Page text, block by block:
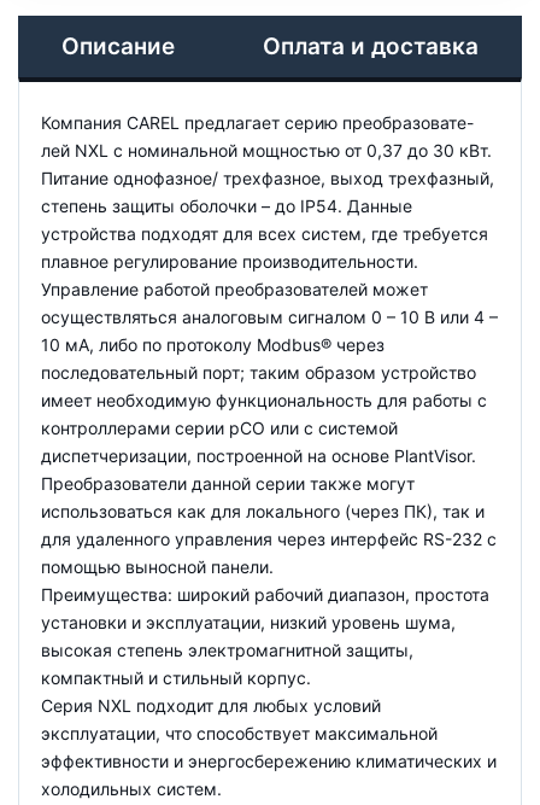
Описание Оплата и доставка
Компания CAREL предлагает серию преобразовате-
лей NXL с номинальной мощностью от 0,37 до 30 кВт.
Питание однофазное/ трехфазное, выход трехфазный,
степень защиты оболочки – до IP54. Данные
устройства подходят для всех систем, где требуется
плавное регулирование производительности.
Управление работой преобразователей может
осуществляться аналоговым сигналом 0 – 10 В или 4 –
10 мА, либо по протоколу Modbus® через
последовательный порт; таким образом устройство
имеет необходимую функциональность для работы с
контроллерами серии pCO или с системой
диспетчеризации, построенной на основе PlantVisor.
Преобразователи данной серии также могут
использоваться как для локального (через ПК), так и
для удаленного управления через интерфейс RS-232 с
помощью выносной панели.
Преимущества: широкий рабочий диапазон, простота
установки и эксплуатации, низкий уровень шума,
высокая степень электромагнитной защиты,
компактный и стильный корпус.
Серия NXL подходит для любых условий
эксплуатации, что способствует максимальной
эффективности и энергосбережению климатических и
холодильных систем.